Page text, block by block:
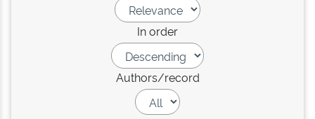
In order
Authors/record